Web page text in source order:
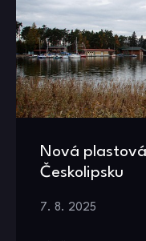
Nová
Českolipsku
7. 8. 2025